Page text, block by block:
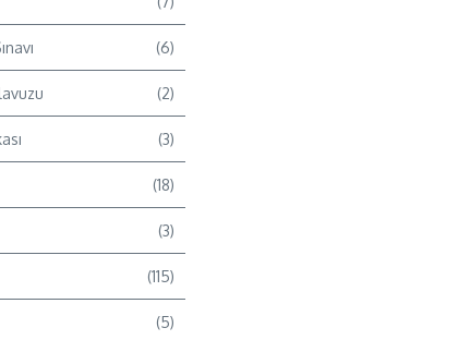
(6)
(2)
(3)
(18)
(3)
(115)
(5)